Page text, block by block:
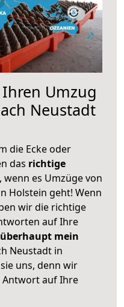
Umzug
Neustadt
die Ecke oder
das richtige
wenn es Umzüge von
Holstein geht! Wenn
wir die richtige
auf Ihre
mein
Neustadt in
uns, denn wir
Antwort auf Ihre